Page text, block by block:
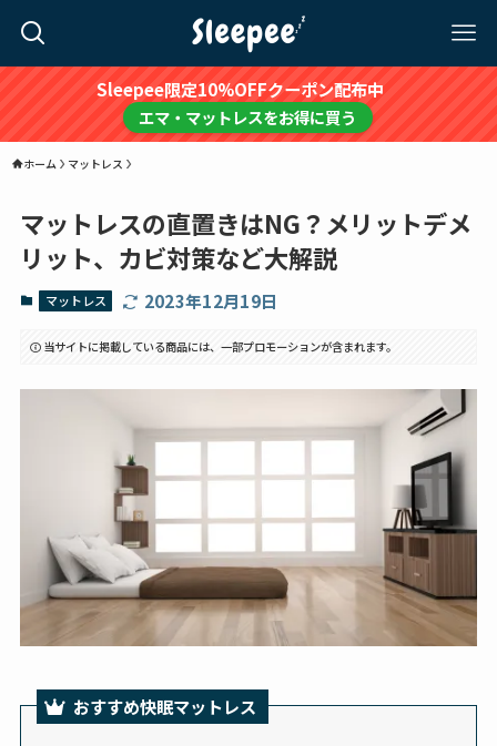
Sleepee限定10%OFFクーポン配布中
エマ・マットレスをお得に買う
ホーム マットレス
マットレスの直置きはNG？メリットデメ
リット、カビ対策など大解説
マットレス 2023年12月19日
当サイトに掲載している商品には、一部プロモーションが含まれます。
おすすめ快眠マットレス